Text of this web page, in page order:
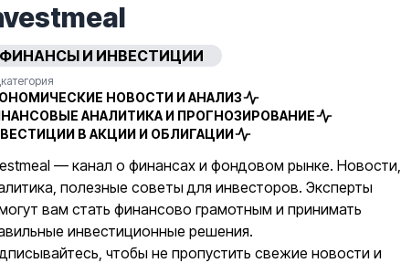
ФИНАНСЫ И ИНВЕСТИЦИИ
НОВОСТИ И АНАЛИЗ
АНАЛИТИКА И ПРОГНОЗИРОВАНИЕ
В АКЦИИ И ОБЛИГАЦИИ
— канал о финансах и фондовом рынке. Новости,
полезные советы для инвесторов. Эксперты
вам стать финансово грамотным и принимать
инвестиционные решения.
чтобы не пропустить свежие новости и